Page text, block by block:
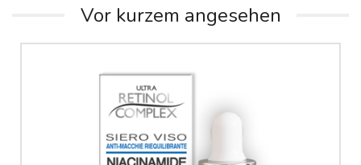
Vor kurzem angesehen